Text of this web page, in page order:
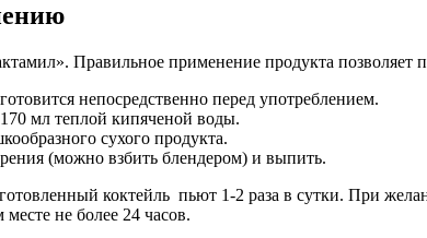
Правильное применение продукта позволяет
непосредственно перед употреблением.
мл теплой кипяченой воды.
сухого продукта.
(можно взбить блендером) и выпить.
коктейль пьют 1-2 раза в сутки. При
не более 24 часов.